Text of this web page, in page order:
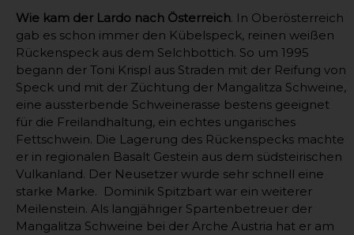
Wie kam der Lardo nach Österreich. In Oberösterreich
gab es schon immer den Kübelspeck, reinen weißen
Rückenspeck aus dem Selchbottich. So um 1995
begann der Toni Krispl aus Straden mit der Reifung von
Speck und mit der Züchtung der Mangalitza Schweine,
eine aussterbende Schweinerasse bestens geeignet
für die Freilandhaltung, ein echtes ungarisches
Fettschwein. Die Lagerung des Rückenspecks machte
er in regionalen Basalt Gestein aus dem südsteirischen
Vulkanland. Der Neusetzer wurde sehr schnell eine
starke Marke. Dominik Spitzbart war ein weiterer
Meilenstein. Als langjähriger Spartenbetreuer der
Mangalitza Schweine bei der Arche Austria hat er am